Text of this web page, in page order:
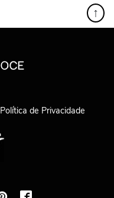
↑
Política de Privacidade